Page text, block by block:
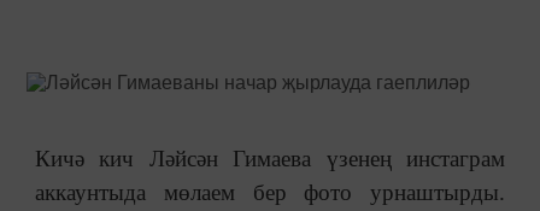
Кичә кич Ләйсән Гимаева үзенең инстаграм
аккаунтыда мөлаем бер фото урнаштырды.